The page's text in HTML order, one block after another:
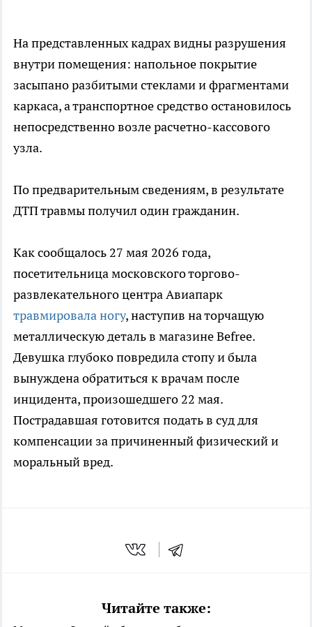
На представленных кадрах видны разрушения
внутри помещения: напольное покрытие
засыпано разбитыми стеклами и фрагментами
каркаса, а транспортное средство остановилось
непосредственно возле расчетно-кассового
узла.
По предварительным сведениям, в результате
ДТП травмы получил один гражданин.
Как сообщалось 27 мая 2026 года,
посетительница московского торгово-
развлекательного центра Авиапарк
травмировала ногу, наступив на торчащую
металлическую деталь в магазине Befree.
Девушка глубоко повредила стопу и была
вынуждена обратиться к врачам после
инцидента, произошедшего 22 мая.
Пострадавшая готовится подать в суд для
компенсации за причиненный физический и
моральный вред.
Читайте также: